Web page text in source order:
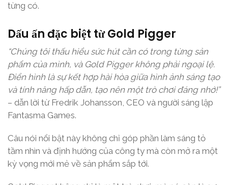
từng có.
Dấu ấn đặc biệt từ Gold Pigger
“Chúng tôi thấu hiểu sức hút cần có trong từng sản
phẩm của mình, và Gold Pigger không phải ngoại lệ.
Điển hình là sự kết hợp hài hòa giữa hình ảnh sáng tạo
và tính năng hấp dẫn, tạo nên một trò chơi đáng nhớ!”
– dẫn lời từ Fredrik Johansson, CEO và người sáng lập
Fantasma Games.
Câu nói nổi bật này không chỉ góp phần làm sáng tỏ
tầm nhìn và định hướng của công ty mà còn mở ra một
kỳ vọng mới mẻ về sản phẩm sắp tới.